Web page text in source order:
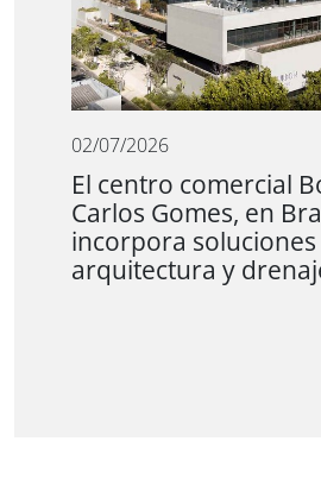
02/07/2026
El centro comercial
Carlos Gomes, en
incorpora soluciones
arquitectura y